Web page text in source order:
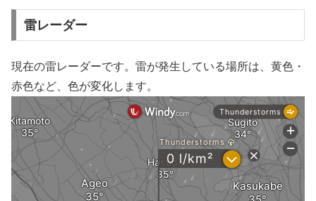
雷レーダー
現在の雷レーダーです。雷が発生している場所は、黄色・
赤色など、色が変化します。